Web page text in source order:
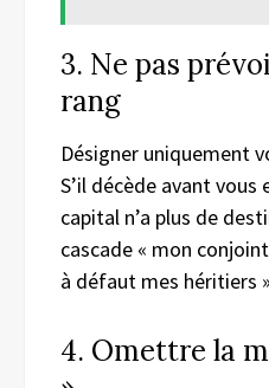
3. Ne pas
rang
Désigner uniquement
S’il décède avant vous
capital n’a plus de
cascade « mon
à défaut mes héritiers
4. Omettre la